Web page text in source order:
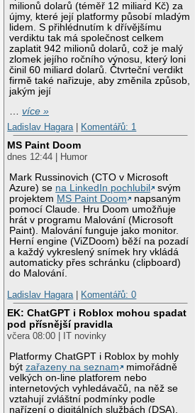
milionů dolarů (téměř 12 miliard Kč) za
újmy, které její platformy působí mladým
lidem. S přihlédnutím k dřívějšímu
verdiktu tak má společnost celkem
zaplatit 942 milionů dolarů, což je malý
zlomek jejího ročního výnosu, který loni
činil 60 miliard dolarů. Čtvrteční verdikt
firmě také nařizuje, aby změnila způsob,
jakým její
…více »
Ladislav Hagara
Komentářů: 1
MS Paint Doom
dnes 12:44 | Humor
Mark Russinovich (CTO v Microsoft
Azure) se na LinkedIn pochlubil
svým
projektem MS Paint Doom
napsaným
pomocí Claude. Hru Doom umožňuje
hrát v programu Malování (Microsoft
Paint). Malování funguje jako monitor.
Herní engine (ViZDoom) běží na pozadí
a každý vykreslený snímek hry vkládá
automaticky přes schránku (clipboard)
do Malování.
Ladislav Hagara
Komentářů: 0
EK: ChatGPT i Roblox mohou spadat
pod přísnější pravidla
včera 08:00 | IT novinky
Platformy ChatGPT i Roblox by mohly
býtzařazeny na seznam
mimořádně
velkých on-line platforem nebo
internetových vyhledávačů, na něž se
vztahují zvláštní podmínky podle
nařízení o digitálních službách (DSA).